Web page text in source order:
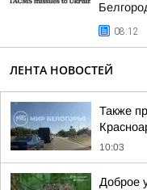
08:12
ЛЕНТА НОВОСТЕЙ
Также
10:03
Доброе